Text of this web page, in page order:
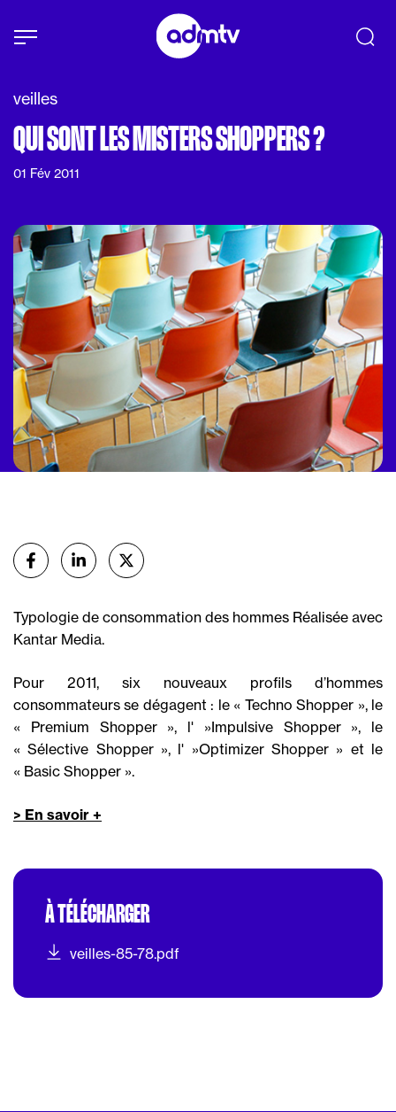
Aller au contenu principal
veilles
QUI SONT LES MISTERS SHOPPERS ?
01 Fév 2011
Partager
sur Facebook
sur Linkedinsur X (Twitter)
Typologie de consommation des hommes Réalisée avec
Kantar Media.
Pour 2011, six nouveaux profils d’hommes
consommateurs se dégagent : le « Techno Shopper », le
« Premium Shopper », l' »Impulsive Shopper », le
« Sélective Shopper », l' »Optimizer Shopper » et le
« Basic Shopper ».
> En savoir +
À TÉLÉCHARGER
veilles-85-78.pdf
Panneau de gestion des cookies